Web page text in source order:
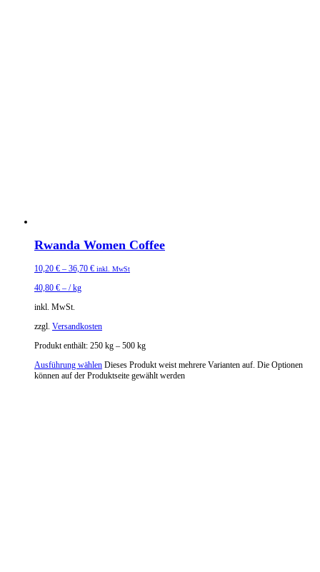
Rwanda Women Coffee
10,20 € – 36,70 € inkl. MwSt
40,80 € – /kg
inkl. MwSt.
zzgl. Versandkosten
Produkt enthält: 250 kg – 500 kg
Ausführung wählen Dieses Produkt weist mehrere Varianten auf. Die Optionen
können auf der Produktseite gewählt werden